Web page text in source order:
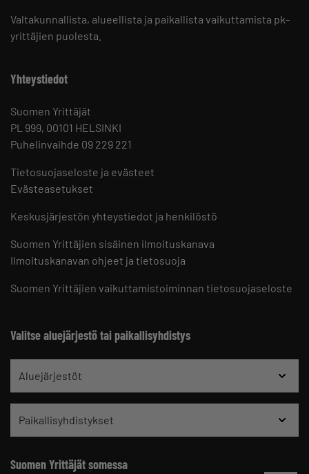
Valtakunnallista, alueellista ja paikallista vaikuttamista pk-
yrittäjien puolesta.
Yhteystiedot
Suomen Yrittäjät
PL 999, 00101 HELSINKI
Puhelinvaihde 09 229 221
Tietosuojaseloste ja evästeet
Evästeasetukset
Keskusjärjestön yhteystiedot ja henkilöstö
Suomen Yrittäjien sisäinen ilmoituskanava
Ilmoituskanavan ohjeet ja tietosuoja
Suomen Yrittäjien vaikuttamistoiminnan tietosuojaseloste
Valitse aluejärjestö tai paikallisyhdistys
Aluejärjestöt
Paikallisyhdistykset
Suomen Yrittäjät somessa